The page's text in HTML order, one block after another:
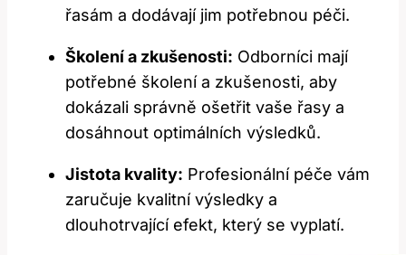
řasám ⁢a dodávají jim potřebnou péči.
Školení a zkušenosti: Odborníci mají
potřebné školení a zkušenosti, aby
⁢dokázali správně ošetřit ⁢vaše řasy a
dosáhnout ‌optimálních výsledků.
Jistota kvality: Profesionální péče‌ vám
zaručuje ⁣kvalitní výsledky⁤ a
‌dlouhotrvající efekt, který se vyplatí.